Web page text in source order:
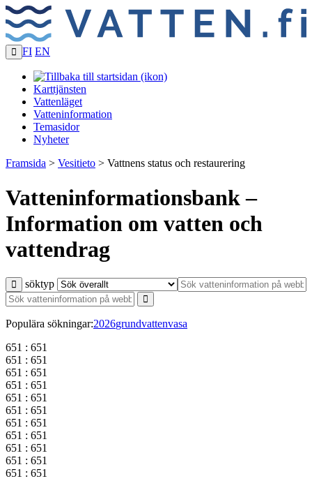
FI EN
Karttjänsten
Vattenläget
Vatteninformation
Temasidor
Nyheter
Framsida > Vesitieto > Vattnens status och restaurering
Vatteninformationsbank –
Information om vatten och
vattendrag
Sökknapp
söktyp
Populära sökningar:2026grundvattenvasa
651 : 651
651 : 651
651 : 651
651 : 651
651 : 651
651 : 651
651 : 651
651 : 651
651 : 651
651 : 651
651 : 651